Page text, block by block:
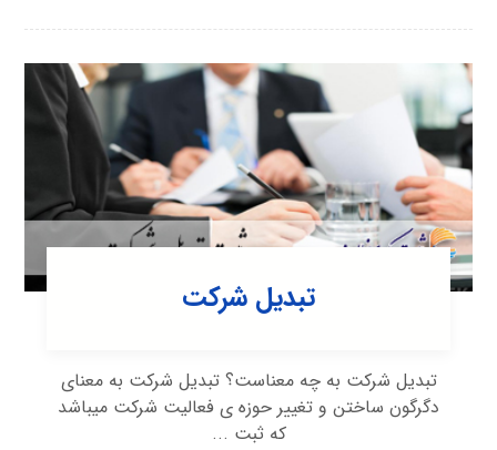
تبدیل شرکت
تبدیل شرکت به چه معناست؟ تبدیل شرکت به معنای
دگرگون ساختن و تغییر حوزه ی فعالیت شرکت می‎باشد
که ثبت ...